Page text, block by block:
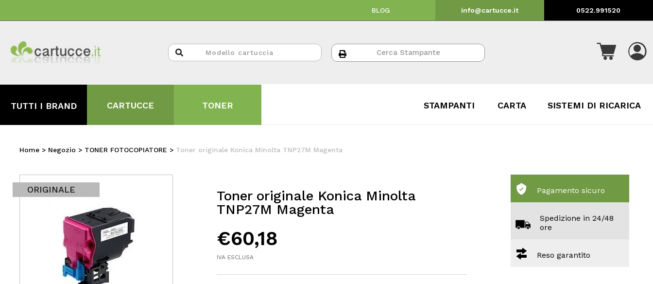
BLOG info@cartucce.it 0522.991520
TUTTI I BRAND CARTUCCE TONER STAMPANTI CARTA SISTEMI DI RICARICA
Home > Negozio > TONER FOTOCOPIATORE > Toner originale Konica Minolta TNP27M Magenta
ORIGINALE
Toner originale Konica Minolta
TNP27M Magenta
€60,18
IVA ESCLUSA
Pagamento sicuro
Spedizione in 24/48
ore
Reso garantito